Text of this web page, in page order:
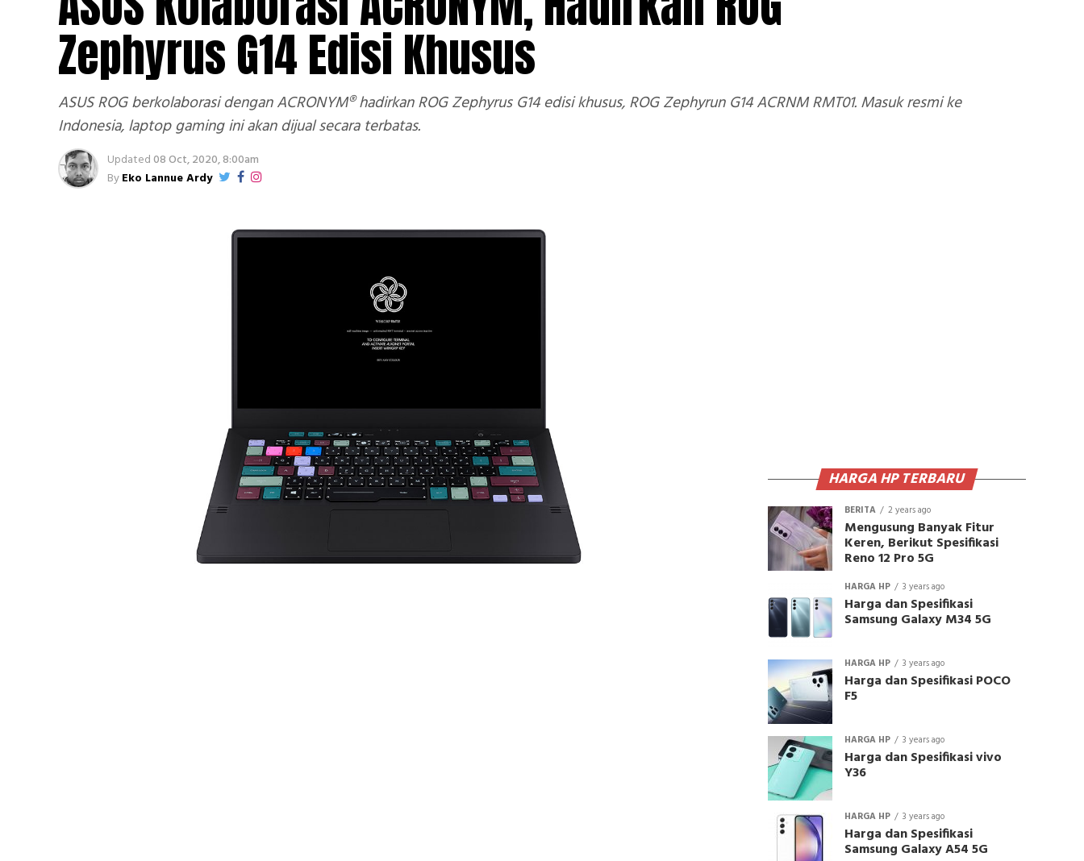
Zephyrus G14 Edisi Khusus
ASUS ROG berkolaborasi dengan ACRONYM® hadirkan ROG Zephyrus G14 edisi khusus, ROG Zephyrun G14 ACRNM RMT01. Masuk resmi ke
Indonesia, laptop gaming ini akan dijual secara terbatas.
Updated08 Oct, 2020, 8:00am
ByEko Lannue Ardy
HARGA HP TERBARU
BERITA 2 years ago
Mengusung Banyak Fitur
Keren, Berikut Spesifikasi
Reno 12 Pro 5G
HARGA HP 3 years ago
Harga dan Spesifikasi
Samsung Galaxy M34 5G
HARGA HP 3 years ago
Harga dan Spesifikasi POCO
F5
HARGA HP 3 years ago
Harga dan Spesifikasi vivo
Y36
HARGA HP 3 years ago
Harga dan Spesifikasi
Samsung Galaxy A54 5G